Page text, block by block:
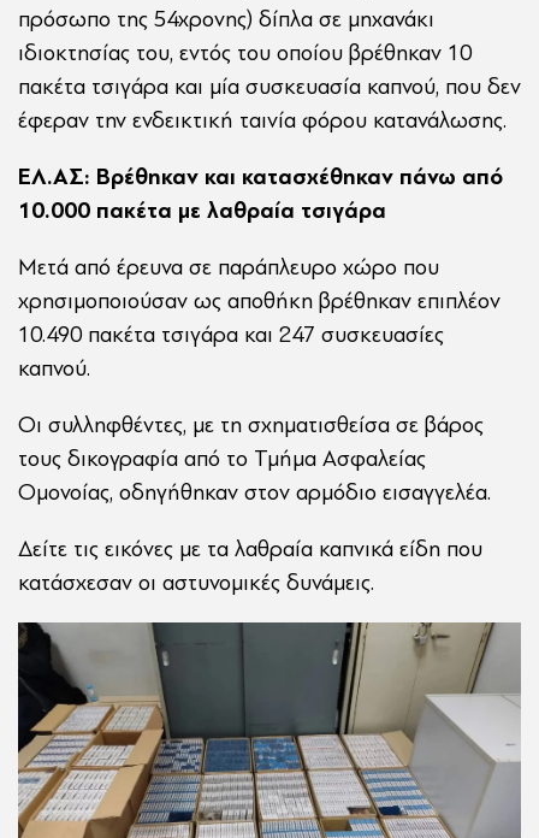
πρόσωπο της 54χρονης) δίπλα σε μηχανάκι
ιδιοκτησίας του, εντός του οποίου βρέθηκαν 10
πακέτα τσιγάρα και μία συσκευασία καπνού, που δεν
έφεραν την ενδεικτική ταινία φόρου κατανάλωσης.
ΕΛ.ΑΣ: Βρέθηκαν και κατασχέθηκαν πάνω από
10.000 πακέτα με λαθραία τσιγάρα
Μετά από έρευνα σε παράπλευρο χώρο που
χρησιμοποιούσαν ως αποθήκη βρέθηκαν επιπλέον
10.490 πακέτα τσιγάρα και 247 συσκευασίες
καπνού.
Οι συλληφθέντες, με τη σχηματισθείσα σε βάρος
τους δικογραφία από το Τμήμα Ασφαλείας
Ομονοίας, οδηγήθηκαν στον αρμόδιο εισαγγελέα.
Δείτε τις εικόνες με τα λαθραία καπνικά είδη που
κατάσχεσαν οι αστυνομικές δυνάμεις.